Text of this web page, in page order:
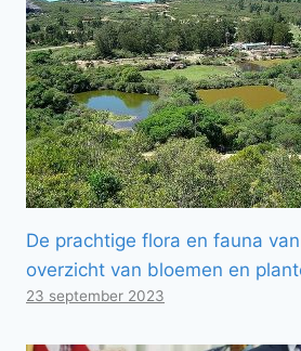
De prachtige flora en fauna
overzicht van bloemen en
23 september 2023